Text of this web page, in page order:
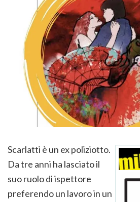
Scarlatti è un ex poliziotto.
Da tre anni ha lasciato il
suo ruolo di ispettore
preferendo un lavoro in un